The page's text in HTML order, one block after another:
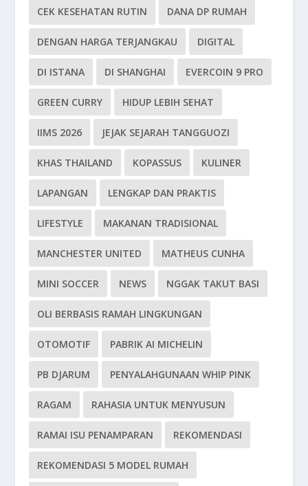
CEK KESEHATAN RUTIN DANA DP RUMAH
DENGAN HARGA TERJANGKAU DIGITAL
DI ISTANA DI SHANGHAI EVERCOIN 9 PRO
GREEN CURRY HIDUP LEBIH SEHAT
IIMS 2026 JEJAK SEJARAH TANGGUOZI
KHAS THAILAND KOPASSUS KULINER
LAPANGAN LENGKAP DAN PRAKTIS
LIFESTYLE MAKANAN TRADISIONAL
MANCHESTER UNITED MATHEUS CUNHA
MINI SOCCER NEWS NGGAK TAKUT BASI
OLI BERBASIS RAMAH LINGKUNGAN
OTOMOTIF PABRIK AI MICHELIN
PB DJARUM PENYALAHGUNAAN WHIP PINK
RAGAM RAHASIA UNTUK MENYUSUN
RAMAI ISU PENAMPARAN REKOMENDASI
REKOMENDASI 5 MODEL RUMAH